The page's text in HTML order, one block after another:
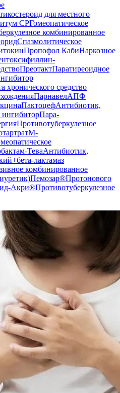
для местного
СРГомеопатическое
комбинированное
Спазмолитическое
Пропофол КабиНаркозное
ПреотактПаратиреоидное
хронического средство
ПарнавелАПФ
ПактоцефАнтибиотик,
ингибиторПара-
Противотуберкулезное
М-
ТеваАнтибиотик,
лактамаз
комбинированное
Пемозар®Протонового
Акри®Противотуберкулезное